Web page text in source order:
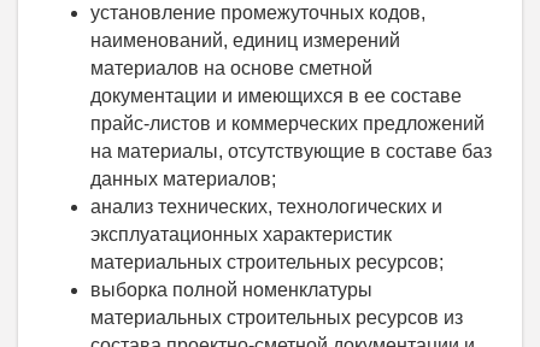
установление промежуточных кодов,
наименований, единиц измерений
материалов на основе сметной
документации и имеющихся в ее составе
прайс-листов и коммерческих предложений
на материалы, отсутствующие в составе баз
данных материалов;
анализ технических, технологических и
эксплуатационных характеристик
материальных строительных ресурсов;
выборка полной номенклатуры
материальных строительных ресурсов из